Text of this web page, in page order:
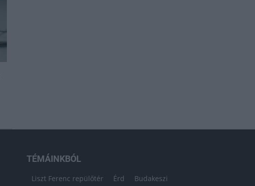
TÉMÁINKBÓL
Liszt Ferenc repülőtér Érd Budakeszi